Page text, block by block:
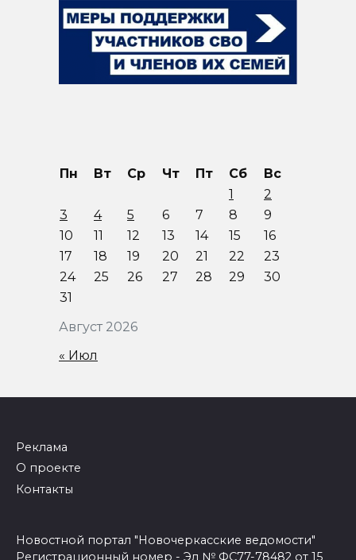
Август 2026
Пн Вт Ср Чт Пт Сб
Вс
1
2
3
4 5 6 7 8
9
10
11 12 13 14 15
16
17
18 19 20 21 22
23
24
25 26 27 28 29
30
31
« Июл
Реклама
О проекте
Контакты
Новостной портал "Новочеркасские ведомости"
Регистрационный номер - Эл № ФС77-78482 от 15